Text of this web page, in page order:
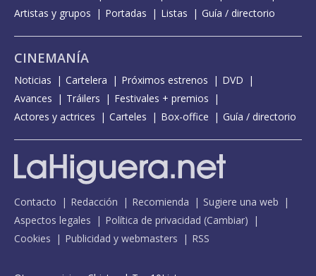
Artistas y grupos
Portadas Listas Guía / directorio
CINEMANÍA
Noticias Cartelera Próximos estrenos
DVD
Avances
Tráilers
Festivales + premios
Actores y actrices
Carteles Box-office Guía / directorio
Contacto Redacción Recomienda
Sugiere una web
Aspectos legales
Política de privacidad (Cambiar)
Cookies
Publicidad y webmasters RSS